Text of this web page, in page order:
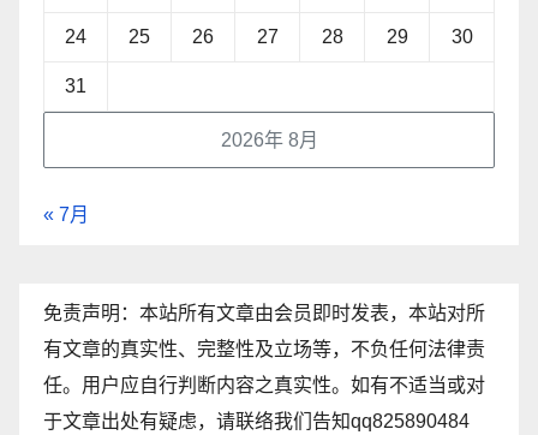
2026年 8月
24 25 26 27 28 29 30
31
« 7月
免责声明：本站所有文章由会员即时发表，本站对所
有文章的真实性、完整性及立场等，不负任何法律责
任。用户应自行判断内容之真实性。如有不适当或对
于文章出处有疑虑，请联络我们告知qq825890484